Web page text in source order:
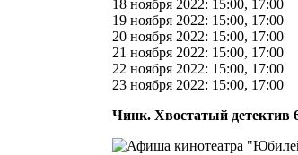
18 ноября 2022: 15:00, 17:00
19 ноября 2022: 15:00, 17:00
20 ноября 2022: 15:00, 17:00
21 ноября 2022: 15:00, 17:00
22 ноября 2022: 15:00, 17:00
23 ноября 2022: 15:00, 17:00
Чинк. Хвостатый детектив